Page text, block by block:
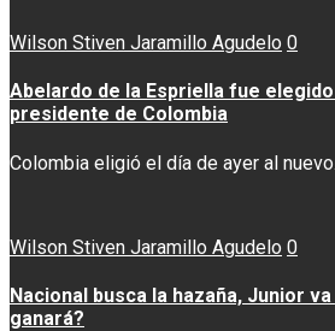
Wilson Stiven Jaramillo Agudelo 0
Abelardo de la Espriella fue
presidente de Colombia
Colombia eligió el día de ayer al
Wilson Stiven Jaramillo Agudelo 0
Nacional busca la hazaña, Junior
ganará?